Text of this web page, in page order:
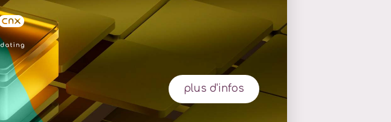
plus d'infos